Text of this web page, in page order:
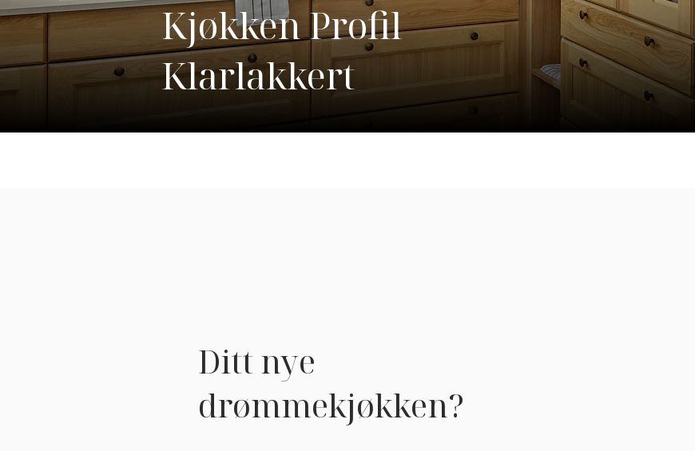
Kjøkken Profil
Klarlakkert
Ditt nye
drømmekjøkken?